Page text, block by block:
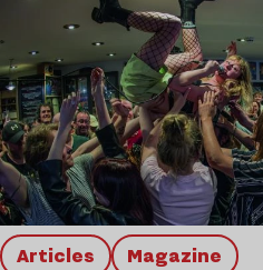
Articles magazine